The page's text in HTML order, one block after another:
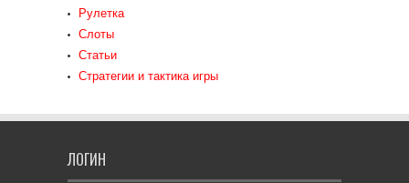
Рулетка
Слоты
Статьи
Стратегии и тактика игры
ЛОГИН